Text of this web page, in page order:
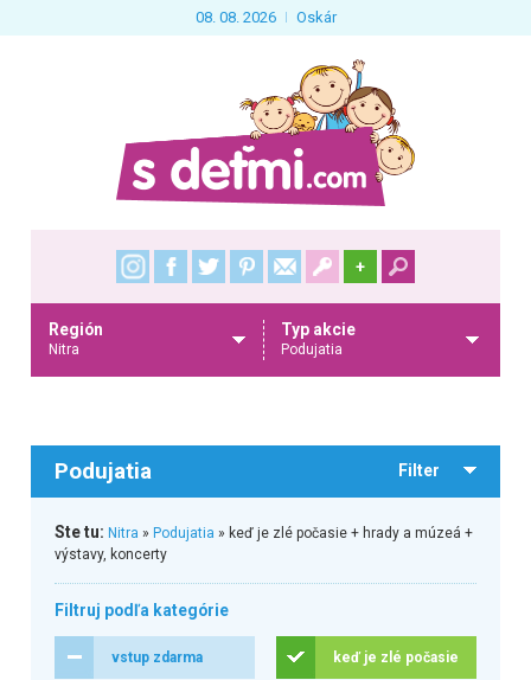
08. 08. 2026 Oskár
+
Región
Nitra
Typ akcie
Podujatia
Podujatia Filter
Ste tu: Nitra » Podujatia » keď je zlé počasie + hrady a múzeá +
výstavy, koncerty
Filtruj podľa kategórie
vstup zdarma keď je zlé počasie